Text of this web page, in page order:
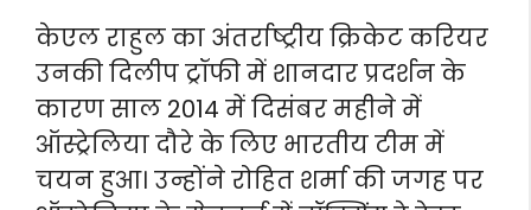
केएल राहुल का अंतर्राष्ट्रीय क्रिकेट करियर
उनकी दिलीप ट्रॉफी में शानदार प्रदर्शन के
कारण साल 2014 में दिसंबर महीने में
ऑस्ट्रेलिया दौरे के लिए भारतीय टीम में
चयन हुआ। उन्होंने रोहित शर्मा की जगह पर